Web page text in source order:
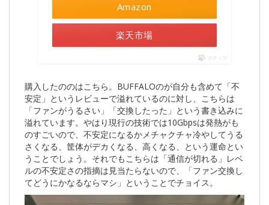
Amazon
楽天市場
ポチップ
購入したののはこちら。BUFFALOのが自分も含めて「不
安定」というレビューで溢れているのに対し、こちらは
「ファンがうるさい」「交換したった」という書き込みに
溢れています。やはり現行の技術では10Gbpsは発熱がも
のすごいので、不安定になるかメチャクチャ冷やしてうる
さくなる、筐体がデカくなる、高くなる、という運命とい
うことでしょう。それでもこちらは「通信が切れる」レベ
ルの不安定さの指摘は見当たらないので、「ファン交換し
てどうにかなるならマシ」ということでチョイス。